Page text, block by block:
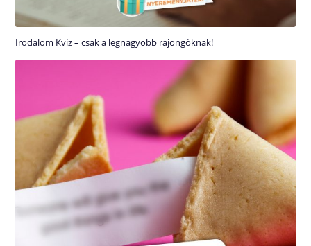
Irodalom Kvíz – csak a legnagyobb rajongóknak!